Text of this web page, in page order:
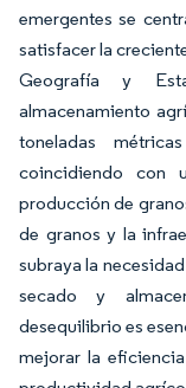
emergentes se
satisfacer la
Geografía y
almacenamiento
toneladas
coincidiendo con
producción de
de granos y la
subraya la
secado y
desequilibrio es
mejorar la